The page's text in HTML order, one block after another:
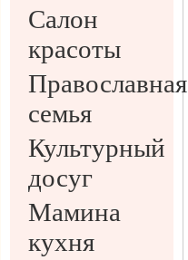
Салон
красоты
Православная
семья
Культурный
досуг
Мамина
кухня